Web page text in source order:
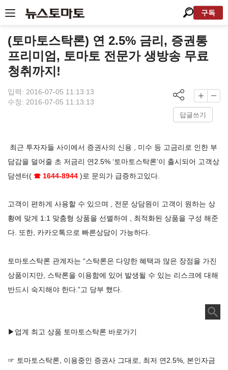
구독
(토마토스탁론) 연 2.5% 금리, 증권통
프리미엄, 토마토 전문가 생방송 무료
청취까지!
입력: 2016-07-05 11:13:13
수정: 2016-07-05 11:13:13
답글쓰기
최근 투자자들 사이에서 증권사의 신용 , 미수 등 고금리로 인한 부
담감을 덜어줄 초 저금리 연2.5% ‘토마토스탁론’이 출시되어 고객상
담센터( ☎ 1644-8944 )로 문의가 급증하고있다.
고객이 편하게 사용할 수 있으며 , 전문 상담원이 고객이 원하는 상
황에 맞게 1:1 맞춤형 상품을 선별하여 , 최적화된 상품을 구성 해준
다. 또한, 카카오톡으로 빠른상담이 가능하다.
토마토스탁론 관계자는 “스탁론은 다양한 혜택과 많은 장점을 가진
상품이지만, 스탁론을 이용함에 있어 발생될 수 있는 리스크에 대해
반드시 숙지해야 한다.”고 당부 했다.
▶업계 최고 상품 토마토스탁론 바로가기
☞ 토마토스탁론, 이용중인 증권사 그대로, 최저 연2.5%, 본인자금